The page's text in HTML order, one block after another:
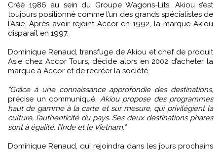
Créé 1986 au sein du Groupe Wagons-Lits, Akiou s’est
toujours positionné comme l’un des grands spécialistes de
l’Asie. Après avoir rejoint Accor en 1992, la marque Akiou
disparaît en 1997.
Dominique Renaud, transfuge de Akiou et chef de produit
Asie chez Accor Tours, décide alors en 2002 d’acheter la
marque à Accor et de recréer la société.
"Grâce à une connaissance approfondie des destinations,
précise un communiqué, Akiou propose des programmes
haut de gamme à la carte et sur mesure, qui privilégient la
culture, l’authenticité du pays. Ses deux destinations phares
sont à égalité, l’Inde et le Vietnam."
Dominique Renaud, qui rejoindra dans les jours prochains